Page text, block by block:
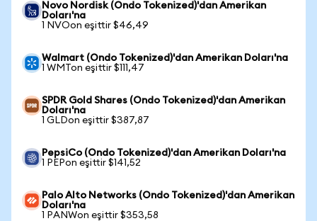
Novo Nordisk (Ondo Tokenized)'dan Amerikan
Doları'na
1 NVOon eşittir $46,49
Walmart (Ondo Tokenized)'dan Amerikan Doları'na
1 WMTon eşittir $111,47
SPDR Gold Shares (Ondo Tokenized)'dan Amerikan
Doları'na
1 GLDon eşittir $387,87
PepsiCo (Ondo Tokenized)'dan Amerikan Doları'na
1 PEPon eşittir $141,52
Palo Alto Networks (Ondo Tokenized)'dan Amerikan
Doları'na
1 PANWon eşittir $353,58